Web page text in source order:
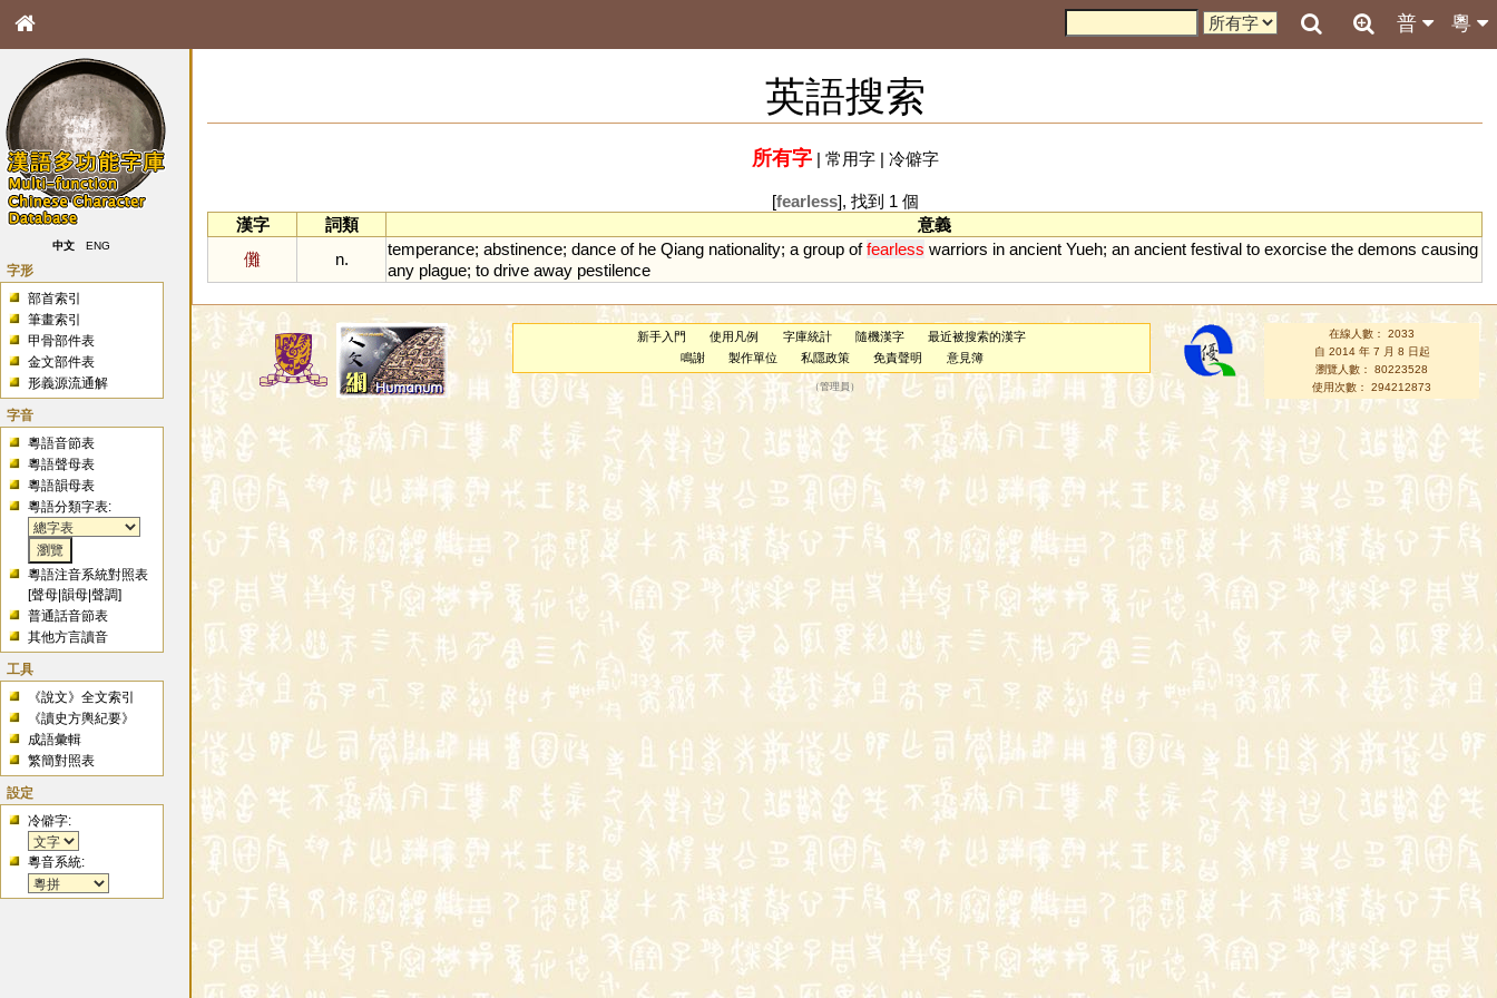
粵
普
中文 ENG
字形
部首索引
筆畫索引
甲骨部件表
金文部件表
形義源流通解
字音
粵語音節表
粵語聲母表
粵語韻母表
粵語分類字表:
粵語注音系統對照表
[聲母 |韻母 |聲調]
普通話音節表
其他方言讀音
工具
《說文》全文索引
《讀史方輿紀要》
成語彙輯
繁簡對照表
設定
冷僻字:
粵音系統:
英語搜索
所有字| 常用字| 冷僻字
[fearless], 找到 1 個
漢字
詞類
意義
儺
n.
temperance; abstinence; dance of he Qiang nationality; a group of fearless warriors in ancient Yueh; an ancient festival to exorcise the demons causing
any plague; to drive away pestilence
新手入門 使用凡例 字庫統計 隨機漢字
最近被搜索的漢字
鳴謝
製作單位 私隱政策 免責聲明 意見簿
（管理員）
在線人數： 2033
自 2014 年 7 月 8 日起
瀏覽人數： 80223528
使用次數： 294212873